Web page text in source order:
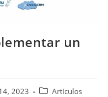
un
2023 Artículos